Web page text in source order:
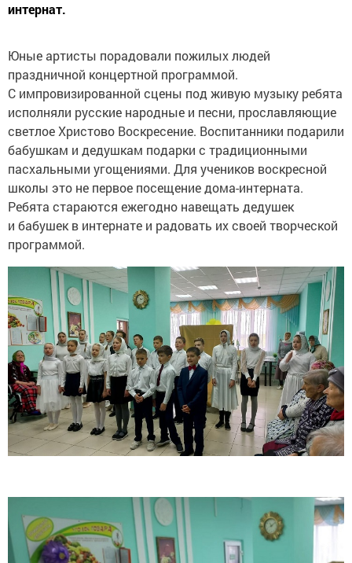
интернат.
Юные артисты порадовали пожилых людей
праздничной концертной программой.
С импровизированной сцены под живую музыку ребята
исполняли русские народные и песни, прославляющие
светлое Христово Воскресение. Воспитанники подарили
бабушкам и дедушкам подарки с традиционными
пасхальными угощениями. Для учеников воскресной
школы это не первое посещение дома-интерната.
Ребята стараются ежегодно навещать дедушек
и бабушек в интернате и радовать их своей творческой
программой.